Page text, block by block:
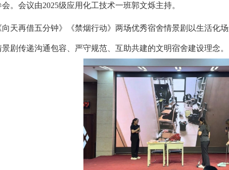
。会议由2025级应用化工技术一班郭文烁主持。
天再借五分钟》《禁烟行动》两场优秀宿舍情景剧以生活化
剧传递沟通包容、严守规范、互助共建的文明宿舍建设理念。